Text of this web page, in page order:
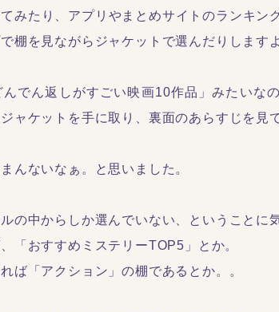
みたり、アプリやまとめサイトのランキン
棚を見ながらジャケットで選んだりします
でん返しがすごい映画10作品」みたいな
ャケットを手に取り、裏面のあらすじを見
んないなぁ。と思いました。
の中からしか選んでいない、ということに
「おすすめミステリーTOP5」とか。
ば「アクション」の棚であるとか。。